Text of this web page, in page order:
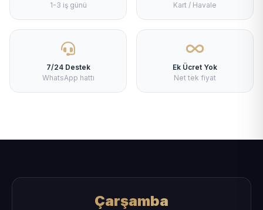
1-3 iş günü
Kart / Havale
7/24 Destek
WhatsApp hattı
Ek Ücret Yok
Net tek fiyat
Çarşamba